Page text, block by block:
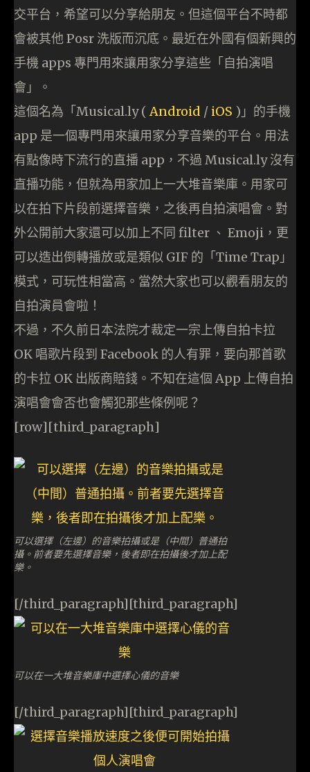
交平台，希望可以分享給朋友。但這個平台不時都
會被其他 Posr 洗版而沉底。最近在外國有個新興的
手機 apps 專門用來讓用家分享這些「自拍演唱
會」。
這個名為「Musical.ly (Android / iOS )」的手機
app 是一個專門用來讓用家分享音樂的平台。用法
有點像時下流行的直播 app，不過 Musical.ly 沒有
直播功能，但就為用家加上一大堆音樂庫。用家可
以在拍下片段前選擇音樂，之後再自拍演唱會。對
外公開前大家還可以加上不同 filter 、 Emoji，更
可以造出倒轉播放或是類似 GIF 的「Time Trap」
模式，可玩性相當高。當然大家也可以觀看朋友的
自拍演員會啦！
不過，不久前日本法院才裁定一宗上傳自拍卡拉
OK 唱歌片段到 Facebook 的人有罪，要向那首歌
的卡拉 OK 出版商賠錢。不知在這個 App 上傳自拍
演唱會會否也會觸犯那些條例呢？
[row][third_paragraph]
可以選擇（左邊）的音樂拍攝或是（中間）普通拍
攝。前者要先選擇音樂，後者即在拍攝後才加上配
樂。
[/third_paragraph][third_paragraph]
可以在一大堆音樂庫中選擇心儀的音樂
[/third_paragraph][third_paragraph]